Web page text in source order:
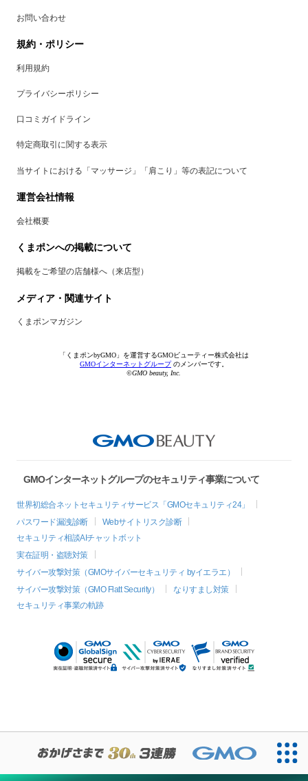
お問い合わせ
規約・ポリシー
利用規約
プライバシーポリシー
口コミガイドライン
特定商取引に関する表示
当サイトにおける「マッサージ」「肩こり」等の表記について
運営会社情報
会社概要
くまポンへの掲載について
掲載をご希望の店舗様へ（来店型）
メディア・関連サイト
くまポンマガジン
「くまポンbyGMO」を運営するGMOビューティー株式会社は
GMOインターネットグループのメンバーです。
©GMO beauty, Inc.
GMOインターネットグループのセキュリティ事業について
世界初総合ネットセキュリティサービス「GMOセキュリティ24」
パスワード漏洩診断
Webサイトリスク診断
セキュリティ相談AIチャットボット
実在証明・盗聴対策
サイバー攻撃対策（GMOサイバーセキュリティ byイエラエ）
サイバー攻撃対策（GMO Flatt Security）
なりすまし対策
セキュリティ事業の軌跡